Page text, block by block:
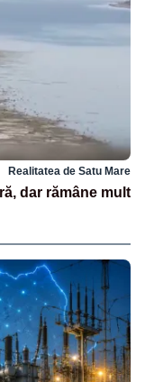
Realitatea de Satu Mare
dar rămâne mult